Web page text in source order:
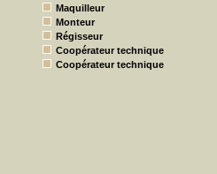
Maquilleur
Monteur
Régisseur
Coopérateur technique
Coopérateur technique